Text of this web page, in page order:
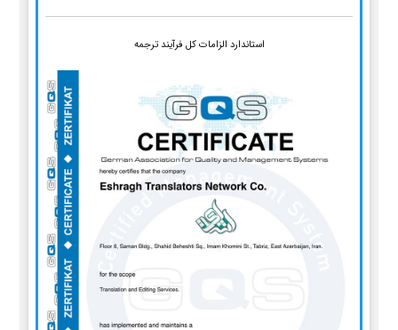
استاندارد الزامات کل فرآیند ترجمه